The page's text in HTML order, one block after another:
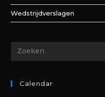
Wedstrijdverslagen
Calendar